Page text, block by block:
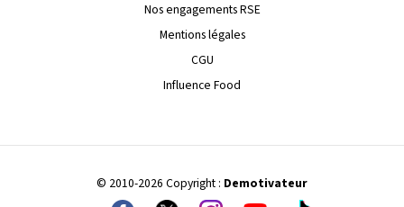
Nos engagements RSE
Mentions légales
CGU
Influence Food
© 2010-2026 Copyright : Demotivateur